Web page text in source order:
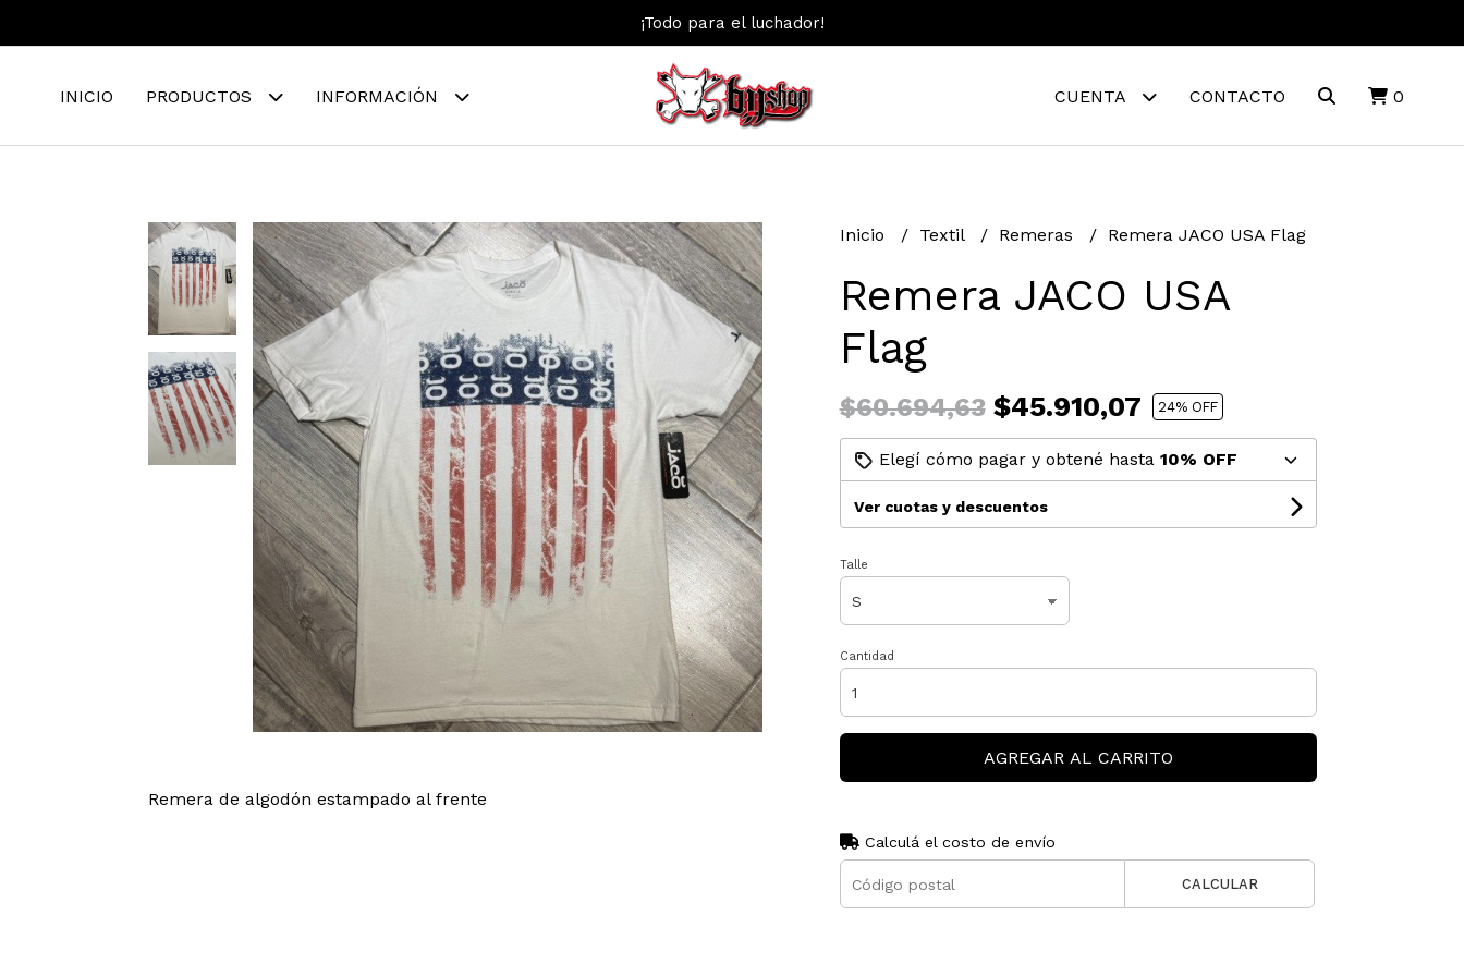
¡Todo para el luchador!
INICIO PRODUCTOS INFORMACIÓN CUENTA CONTACTO 0
Remera de algodón estampado al frente
Inicio Textil Remeras Remera JACO USA Flag
Remera JACO USA
Flag
$60.694,63$45.910,07 24% OFF
Elegí cómo pagar y obtené hasta 10% OFF
Ver cuotas y descuentos
Talle
Cantidad
AGREGAR AL CARRITO
Calculá el costo de envío
CALCULAR